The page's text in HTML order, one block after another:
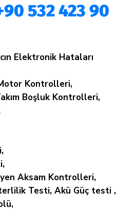
532 423 90
Elektronik Hataları
Kontrolleri,
Boşluk Kontrolleri,
Aksam Kontrolleri,
Testi, Akü Güç testi ,